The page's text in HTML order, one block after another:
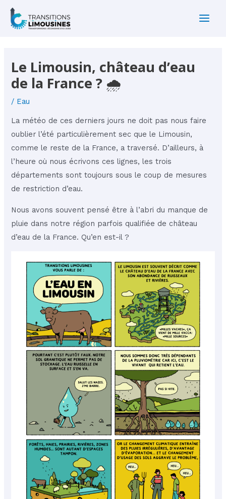
Aller
Le Limousin, château d’eau
de la France ? 🌧
/ Eau
La météo de ces derniers jours ne doit pas nous faire
oublier l’été particulièrement sec que le Limousin,
comme le reste de la France, a traversé. D’ailleurs, à
l’heure où nous écrivons ces lignes, les trois
départements sont toujours sous le coup de mesures
de restriction d’eau.
Nous avons souvent pensé être à l’abri du manque de
pluie dans notre région parfois qualifiée de château
d’eau de la France. Qu’en est-il ?